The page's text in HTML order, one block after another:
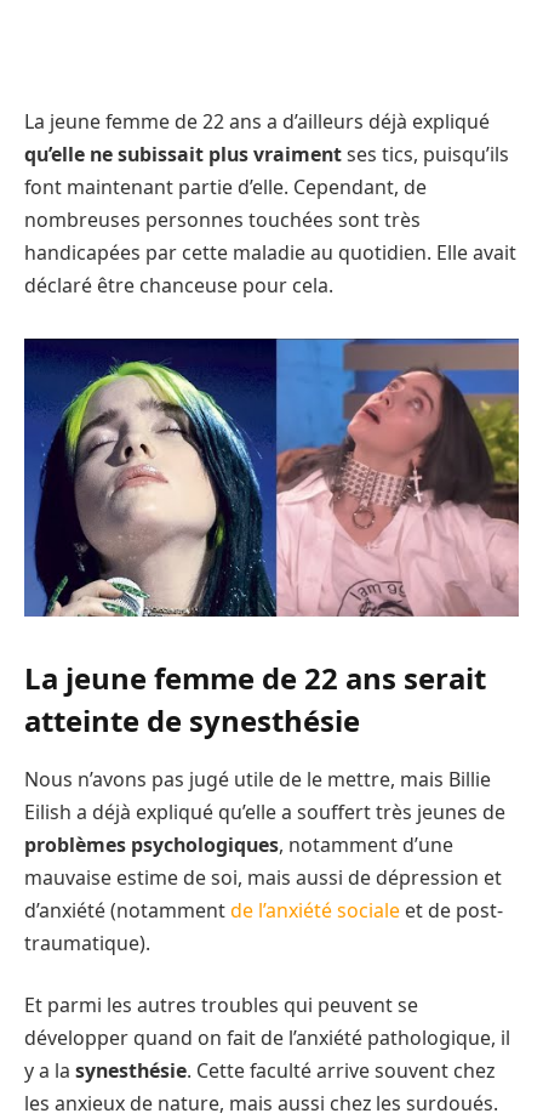
La jeune femme de 22 ans a d’ailleurs déjà expliqué
qu’elle ne subissait plus vraimentses tics, puisqu’ils
font maintenant partie d’elle. Cependant, de
nombreuses personnes touchées sont très
handicapées par cette maladie au quotidien. Elle avait
déclaré être chanceuse pour cela.
La jeune femme de 22 ans serait
atteinte de synesthésie
Nous n’avons pas jugé utile de le mettre, mais Billie
Eilish a déjà expliqué qu’elle a souffert très jeunes de
problèmes psychologiques, notamment d’une
mauvaise estime de soi, mais aussi de dépression et
d’anxiété (notammentde l’anxiété sociale et de post-
traumatique).
Et parmi les autres troubles qui peuvent se
développer quand on fait de l’anxiété pathologique, il
y a la synesthésie. Cette faculté arrive souvent chez
les anxieux de nature, mais aussi chez les surdoués.